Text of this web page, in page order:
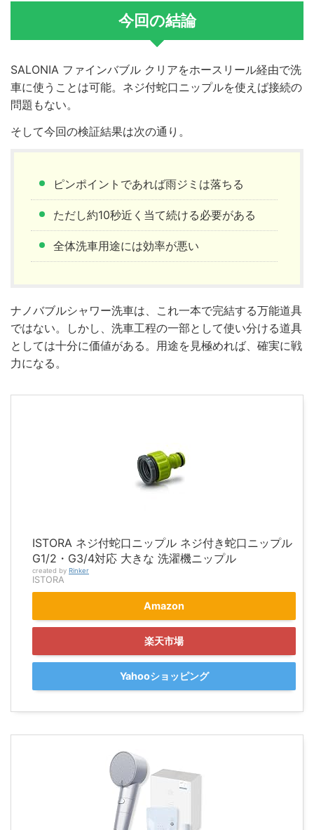
今回の結論
SALONIA ファインバブル クリアをホースリール経由で洗
車に使うことは可能。ネジ付蛇口ニップルを使えば接続の
問題もない。
そして今回の検証結果は次の通り。
ピンポイントであれば雨ジミは落ちる
ただし約10秒近く当て続ける必要がある
全体洗車用途には効率が悪い
ナノバブルシャワー洗車は、これ一本で完結する万能道具
ではない。しかし、洗車工程の一部として使い分ける道具
としては十分に価値がある。用途を見極めれば、確実に戦
力になる。
ISTORA ネジ付蛇口ニップル ネジ付き蛇口ニップル
G1/2・G3/4対応 大きな 洗濯機ニップル
created by Rinker
ISTORA
Amazon
楽天市場
Yahooショッピング